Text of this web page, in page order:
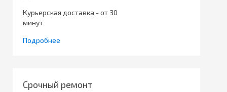
Курьерская доставка - от 30
минут
Подробнее
Срочный ремонт